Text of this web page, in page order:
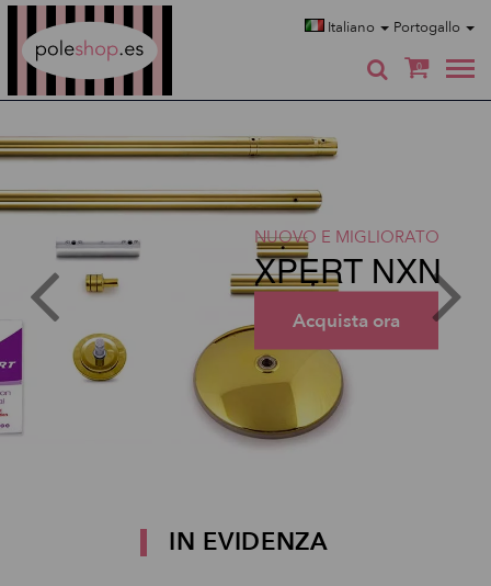
Italiano Portogallo
0
NUOVO E MIGLIORATO
XPERT NXN
Acquista ora
IN EVIDENZA